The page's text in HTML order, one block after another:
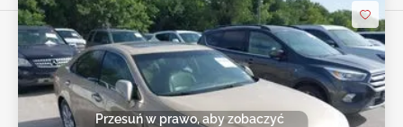
Przesuń w prawo, aby zobaczyć